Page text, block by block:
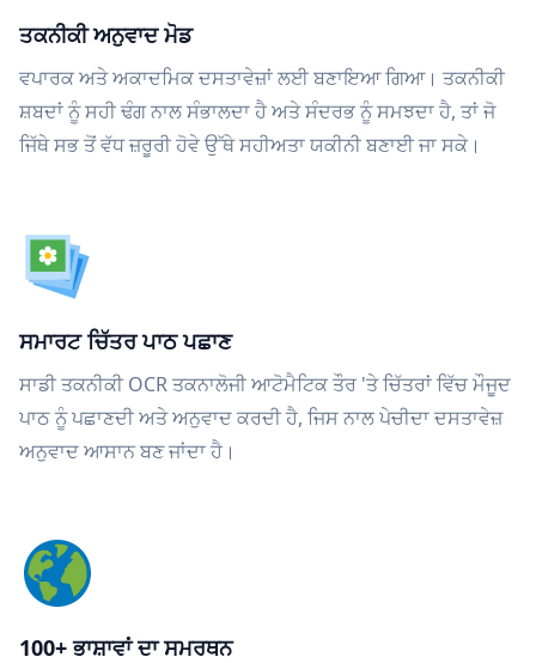
ਤਕਨੀਕੀ ਅਨੁਵਾਦ ਮੋਡ
ਵਪਾਰਕ ਅਤੇ ਅਕਾਦਮਿਕ ਦਸਤਾਵੇਜ਼ਾਂ ਲਈ ਬਣਾਇਆ ਗਿਆ। ਤਕਨੀਕੀ
ਸ਼ਬਦਾਂ ਨੂੰ ਸਹੀ ਢੰਗ ਨਾਲ ਸੰਭਾਲਦਾ ਹੈ ਅਤੇ ਸੰਦਰਭ ਨੂੰ ਸਮਝਦਾ ਹੈ, ਤਾਂ ਜੋ
ਜਿੱਥੇ ਸਭ ਤੋਂ ਵੱਧ ਜ਼ਰੂਰੀ ਹੋਵੇ ਉੱਥੇ ਸਹੀਅਤਾ ਯਕੀਨੀ ਬਣਾਈ ਜਾ ਸਕੇ।
ਸਮਾਰਟ ਚਿੱਤਰ ਪਾਠ ਪਛਾਣ
ਸਾਡੀ ਤਕਨੀਕੀ OCR ਤਕਨਾਲੋਜੀ ਆਟੋਮੈਟਿਕ ਤੌਰ 'ਤੇ ਚਿੱਤਰਾਂ ਵਿੱਚ ਮੌਜੂਦ
ਪਾਠ ਨੂੰ ਪਛਾਣਦੀ ਅਤੇ ਅਨੁਵਾਦ ਕਰਦੀ ਹੈ, ਜਿਸ ਨਾਲ ਪੇਚੀਦਾ ਦਸਤਾਵੇਜ਼
ਅਨੁਵਾਦ ਆਸਾਨ ਬਣ ਜਾਂਦਾ ਹੈ।
100+ ਭਾਸ਼ਾਵਾਂ ਦਾ ਸਮਰਥਨ